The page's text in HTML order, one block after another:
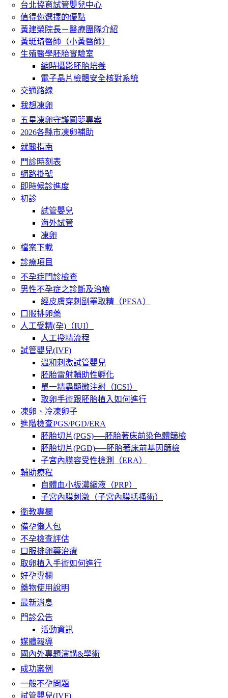
台北協育試管嬰兒中心
值得你選擇的優點
黃建榮院長－醫療團隊介紹
黃珽琦醫師（小黃醫師）
生殖醫學胚胎實驗室
縮時攝影胚胎培養
電子晶片檢體安全核對系統
交通路線
我想凍卵
五星凍卵守護圓夢專案
2026各縣市凍卵補助
就醫指南
門診時刻表
網路掛號
即時候診進度
初診
試管嬰兒
海外試管
凍卵
檔案下載
診療項目
不孕症門診檢查
男性不孕症之診斷及治療
經皮膚穿刺副睪取精（PESA）
口服排卵藥
人工受精(孕)（IUI）
人工授精流程
試管嬰兒(IVF)
溫和刺激試管嬰兒
胚胎雷射輔助性孵化
單一精蟲顯微注射（ICSI）
取卵手術跟胚胎植入如何進行
凍卵、冷凍卵子
進階檢查PGS/PGD/ERA
胚胎切片(PGS)──胚胎著床前染色體篩檢
胚胎切片(PGD)──胚胎著床前基因篩檢
子宮內膜容受性檢測（ERA）
輔助療程
自體血小板濃縮液（PRP）
子宮內膜刺激（子宮內膜括搔術）
衛教專欄
備孕懶人包
不孕檢查評估
口服排卵藥治療
取卵植入手術如何進行
好孕專欄
藥物使用說明
最新消息
門診公告
活動資訊
媒體報導
國內外專題演講&學術
成功案例
一般不孕問題
試管嬰兒(IVF)